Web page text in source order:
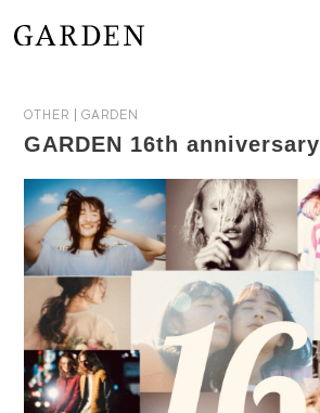
OTHER GARDEN
GARDEN 16th anniversary